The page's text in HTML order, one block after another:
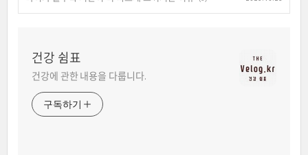
건강 쉼표
건강에 관한 내용을 다룹니다.
구독하기